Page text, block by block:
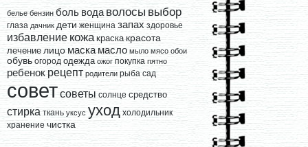
белье бензин боль вода волосы выбор
глаза дачник дети женщина запах здоровье
избавление кожа краска красота
лечение лицо маска масло мыло мясо обои
обувь огород одежда ожог покупка пятно
ребенок рецепт родители рыба сад
советсоветы солнце средство
стирка ткань уксус уход холодильник
хранение чистка